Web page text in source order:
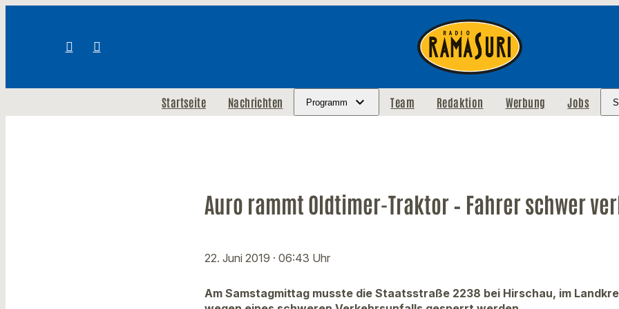
Startseite Nachrichten Programm Team Redaktion Werbung Jobs
Auro rammt Oldtimer-Traktor – Fahrer schwer
22. Juni 2019 · 06:43 Uhr
Am Samstagmittag musste die Staatsstraße 2238 bei Hirschau, im